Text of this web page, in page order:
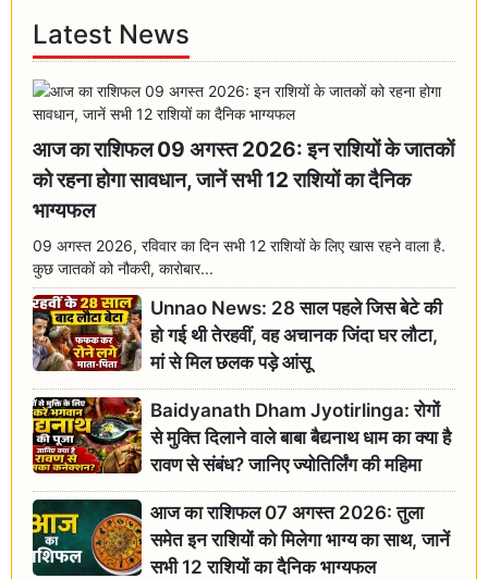
Latest News
आज का राशिफल 09 अगस्त 2026: इन राशियों के जातकों
को रहना होगा सावधान, जानें सभी 12 राशियों का दैनिक
भाग्यफल
09 अगस्त 2026, रविवार का दिन सभी 12 राशियों के लिए खास रहने वाला है.
कुछ जातकों को नौकरी, कारोबार...
Unnao News: 28 साल पहले जिस बेटे की
हो गई थी तेरहवीं, वह अचानक जिंदा घर लौटा,
मां से मिल छलक पड़े आंसू
Baidyanath Dham Jyotirlinga: रोगों
से मुक्ति दिलाने वाले बाबा बैद्यनाथ धाम का क्या है
रावण से संबंध? जानिए ज्योतिर्लिंग की महिमा
आज का राशिफल 07 अगस्त 2026: तुला
समेत इन राशियों को मिलेगा भाग्य का साथ, जानें
सभी 12 राशियों का दैनिक भाग्यफल